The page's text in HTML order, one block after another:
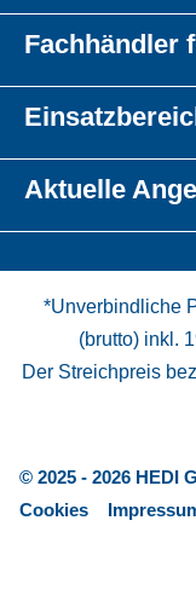
Fachhändler
Aktuelle
*Unverbindliche
(brutto) inkl.
Der Streichpreis
© 2025 - 2026 HEDI
Cookies